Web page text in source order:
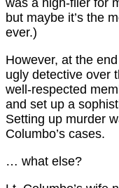
but maybe it’s the
ever.)
However, at the
ugly detective over
well-respected
and set up a
Setting up murder
Columbo’s cases.
… what else?